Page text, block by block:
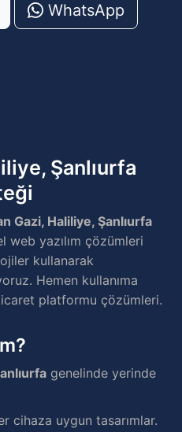
WhatsApp
Şanlıurfa
Gazi, Haliliye, Şanlıurfa
yazılım çözümleri
kullanarak
Hemen kullanıma
platformu çözümleri.
genelinde yerinde
cihaza uygun tasarımlar.